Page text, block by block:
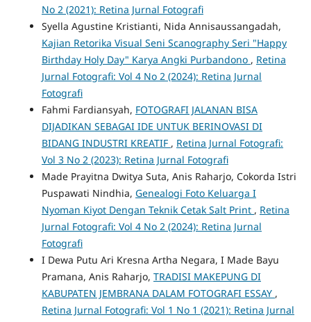
No 2 (2021): Retina Jurnal Fotografi
Syella Agustine Kristianti, Nida Annisaussangadah,
Kajian Retorika Visual Seni Scanography Seri "Happy
Birthday Holy Day" Karya Angki Purbandono , Retina
Jurnal Fotografi: Vol 4 No 2 (2024): Retina Jurnal
Fotografi
Fahmi Fardiansyah, FOTOGRAFI JALANAN BISA
DIJADIKAN SEBAGAI IDE UNTUK BERINOVASI DI
BIDANG INDUSTRI KREATIF , Retina Jurnal Fotografi:
Vol 3 No 2 (2023): Retina Jurnal Fotografi
Made Prayitna Dwitya Suta, Anis Raharjo, Cokorda Istri
Puspawati Nindhia, Genealogi Foto Keluarga I
Nyoman Kiyot Dengan Teknik Cetak Salt Print , Retina
Jurnal Fotografi: Vol 4 No 2 (2024): Retina Jurnal
Fotografi
I Dewa Putu Ari Kresna Artha Negara, I Made Bayu
Pramana, Anis Raharjo, TRADISI MAKEPUNG DI
KABUPATEN JEMBRANA DALAM FOTOGRAFI ESSAY ,
Retina Jurnal Fotografi: Vol 1 No 1 (2021): Retina Jurnal